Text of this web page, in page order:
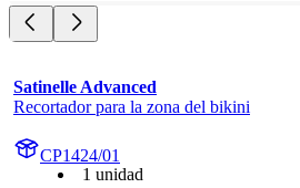
Satinelle Advanced
Recortador para la zona del bikini
CP1424/01
1 unidad